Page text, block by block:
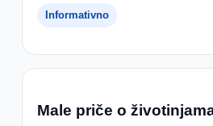
Informativno
Male priče o